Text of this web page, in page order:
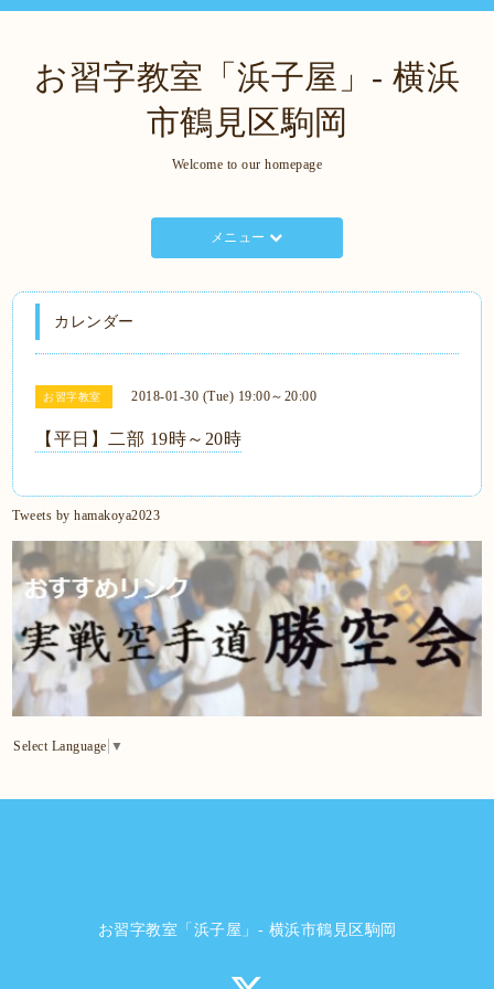
お習字教室「浜子屋」- 横浜
市鶴見区駒岡
Welcome to our homepage
メニュー
カレンダー
お習字教室 2018-01-30 (Tue) 19:00～20:00
【平日】二部 19時～20時
Tweets by hamakoya2023
Select Language ▼
お習字教室「浜子屋」- 横浜市鶴見区駒岡